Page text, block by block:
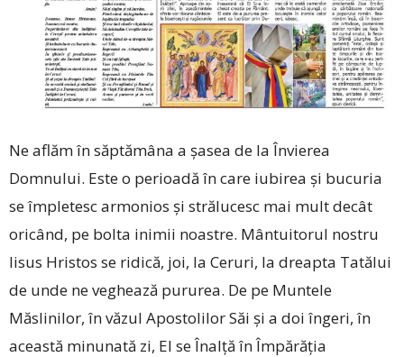
Ne aflăm în săptămâna a șasea de la Învierea
Domnului. Este o perioadă în care iubirea și bucuria
se împletesc armonios și strălucesc mai mult decât
oricând, pe bolta inimii noastre. Mântuitorul nostru
Iisus Hristos se ridică, joi, la Ceruri, la dreapta Tatălui
de unde ne veghează pururea. De pe Muntele
Măslinilor, în văzul Apostolilor Săi și a doi îngeri, în
această minunată zi, El se Înalță în Împărăția